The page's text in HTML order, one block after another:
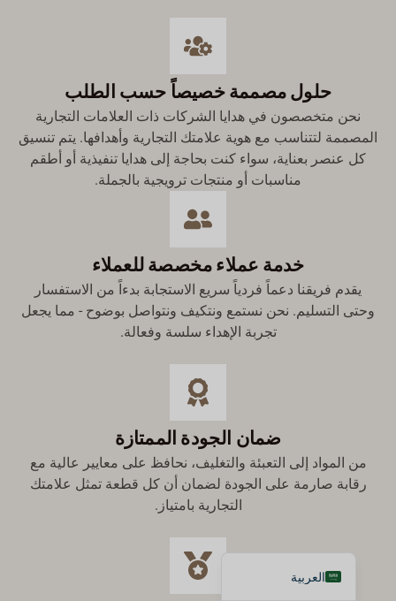
حلول مصممة خصيصاً حسب الطلب
نحن متخصصون في هدايا الشركات ذات العلامات التجارية
المصممة لتتناسب مع هوية علامتك التجارية وأهدافها. يتم تنسيق
كل عنصر بعناية، سواء كنت بحاجة إلى هدايا تنفيذية أو أطقم
مناسبات أو منتجات ترويجية بالجملة.
خدمة عملاء مخصصة للعملاء
يقدم فريقنا دعماً فردياً سريع الاستجابة بدءاً من الاستفسار
وحتى التسليم. نحن نستمع ونتكيف ونتواصل بوضوح - مما يجعل
تجربة الإهداء سلسة وفعالة.
ضمان الجودة الممتازة
من المواد إلى التعبئة والتغليف، نحافظ على معايير عالية مع
رقابة صارمة على الجودة لضمان أن كل قطعة تمثل علامتك
التجارية بامتياز.
العربية
Français
Italiano
Norsk bokmål
Dansk
עִבְרִית
Română
Русский